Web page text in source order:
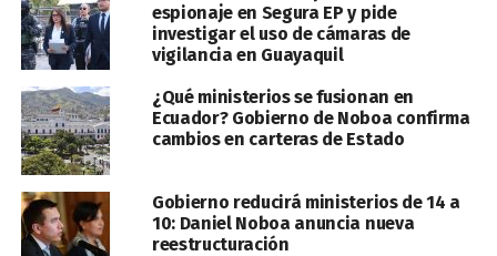
espionaje en Segura EP y pide
investigar el uso de cámaras de
vigilancia en Guayaquil
¿Qué ministerios se fusionan en
Ecuador? Gobierno de Noboa confirma
cambios en carteras de Estado
Gobierno reducirá ministerios de 14 a
10: Daniel Noboa anuncia nueva
reestructuración